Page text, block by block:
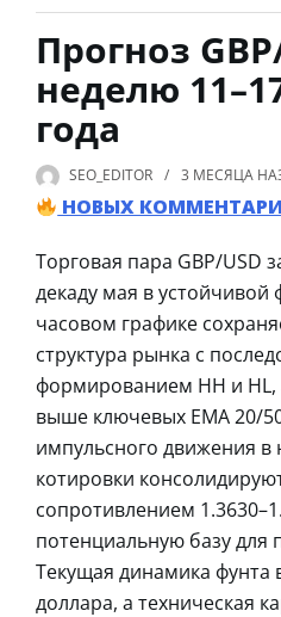
Прогноз
неделю
года
SEO_EDITOR 3 МЕСЯЦА
НОВЫХ
Торговая пара GBP/USD
декаду мая в устойчивой
часовом графике
структура рынка с
формированием HH и HL,
выше ключевых EMA 20/
импульсного движения в
котировки
сопротивлением
потенциальную базу для
Текущая динамика фунта
доллара, а техническая